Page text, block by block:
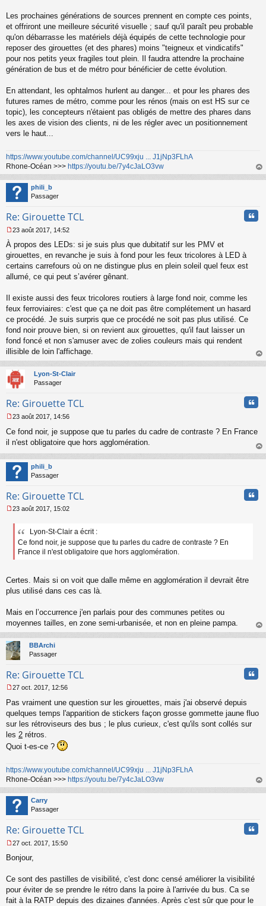
Les prochaines générations de sources prennent en compte ces points,
et offriront une meilleure sécurité visuelle ; sauf qu'il paraît peu probable
qu'on débarrasse les matériels déjà équipés de cette technologie pour
reposer des girouettes (et des phares) moins "teigneux et vindicatifs"
pour nos petits yeux fragiles tout plein. Il faudra attendre la prochaine
génération de bus et de métro pour bénéficier de cette évolution.
En attendant, les ophtalmos hurlent au danger... et pour les phares des
futures rames de métro, comme pour les rénos (mais on est HS sur ce
topic), les concepteurs n'étaient pas obligés de mettre des phares dans
les axes de vision des clients, ni de les régler avec un positionnement
vers le haut...
https://www.youtube.com/channel/UC99xju ... J1jNp3FLhA
Rhone-Océan >>> https://youtu.be/7y4cJaLO3vw
au
phili_b
Passager
Re: Girouette TCL
e
s
s
a
g
n
o
n
u
23 août 2017, 14:52
À propos des LEDs: si je suis plus que dubitatif sur les PMV et
girouettes, en revanche je suis à fond pour les feux tricolores à LED à
certains carrefours où on ne distingue plus en plein soleil quel feux est
allumé, ce qui peut s’avérer gênant.
Il existe aussi des feux tricolores routiers à large fond noir, comme les
feux ferroviaires: c'est que ça ne doit pas être complétement un hasard
ce procédé. Je suis surpris que ce procédé ne soit pas plus utilisé. Ce
fond noir prouve bien, si on revient aux girouettes, qu'il faut laisser un
fond foncé et non s'amuser avec de zolies couleurs mais qui rendent
illisible de loin l'affichage.
au
Lyon-St-Clair
Passager
Re: Girouette TCL
e
s
a
g
e
o
l
23 août 2017, 14:56
Ce fond noir, je suppose que tu parles du cadre de contraste ? En France
il n'est obligatoire que hors agglomération.
au
phili_b
Passager
Re: Girouette TCL
e
g
n
n
u
23 août 2017, 15:02
Lyon-St-Clair a écrit :
Ce fond noir, je suppose que tu parles du cadre de contraste ? En
France il n'est obligatoire que hors agglomération.
Certes. Mais si on voit que dalle même en agglomération il devrait être
plus utilisé dans ces cas là.
Mais en l’occurrence j'en parlais pour des communes petites ou
moyennes tailles, en zone semi-urbanisée, et non en pleine pampa.
au
BBArchi
Passager
Re: Girouette TCL
e
s
s
g
e
o
n
u
27 oct. 2017, 12:56
Pas vraiment une question sur les girouettes, mais j'ai observé depuis
quelques temps l'apparition de stickers façon grosse gommette jaune fluo
sur les rétroviseurs des bus ; le plus curieux, c'est qu'ils sont collés sur
les 2 rétros.
Quoi t-es-ce ?
https://www.youtube.com/channel/UC99xju ... J1jNp3FLhA
Rhone-Océan >>> https://youtu.be/7y4cJaLO3vw
au
Carry
Passager
Re: Girouette TCL
e
s
g
e
27 oct. 2017, 15:50
Bonjour,
Ce sont des pastilles de visibilité, c'est donc censé améliorer la visibilité
pour éviter de se prendre le rétro dans la poire à l'arrivée du bus. Ca se
fait à la RATP depuis des dizaines d'années. Après c'est sûr que pour le